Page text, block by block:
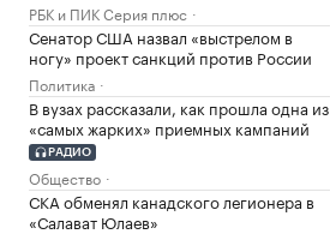
РБК и ПИК Серия плюс
Сенатор США назвал «выстрелом в
ногу» проект санкций против России
Политика
В вузах рассказали, как прошла одна из
«самых жарких» приемных кампаний
РАДИО
Общество
СКА обменял канадского легионера в
«Салават Юлаев»